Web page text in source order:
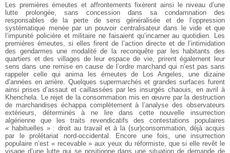
Les premières émeutes et affrontements fixèrent ainsi le niveau d’une
lutte prolongée, sans concession dans sa condamnation des
responsables de la perte de sens généralisée et de l’oppression
systématique menée par un pouvoir centralisateur dans le vide et que
l’impunité policière et militaire ne faisaient qu’incarner au quotidien. Les
premières émeutes, si elles firent de l’action directe et de l’intimidation
des gendarmes une modalité de la reconquête par les habitants des
quartiers et des villages de leur espace de vie, prirent également leur
sens dans une remise en cause de l’ordre marchand qui n’est pas sans
rappeler celle qui anima les émeutes de Los Angeles, une dizaine
d’années en arrière. Quelques supermarchés et grandes surfaces furent
ainsi prises d’assaut et caillassées par les insurgés chaouis, en avril à
Khenchela. Le rejet de la consommation mis en œuvre par la destruction
de marchandises échappa complètement à l’analyse des observateurs
extérieurs, déterminés à ne lire dans cette nouvelle insurrection
algérienne que les traits revendicatifs des contestations populaires
« habituelles » : droit au travail et à la (sur)consommation, déjà acquis
par le prolétariat nord-occidental. Encore une fois, une insurrection
populaire n’est « recevable » aux yeux du réformiste, que si elle revêt le
visage d’une lutte qui se positionne dans une situation de demande de